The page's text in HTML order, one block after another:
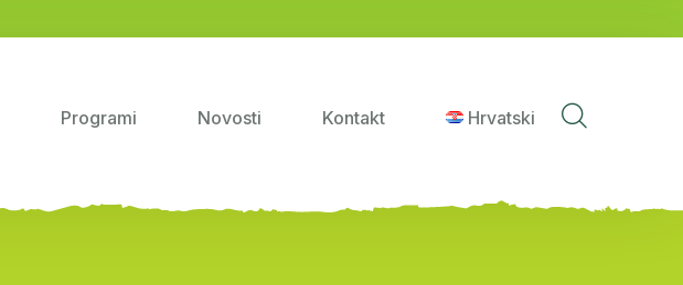
Programi Novosti Kontakt Hrvatski